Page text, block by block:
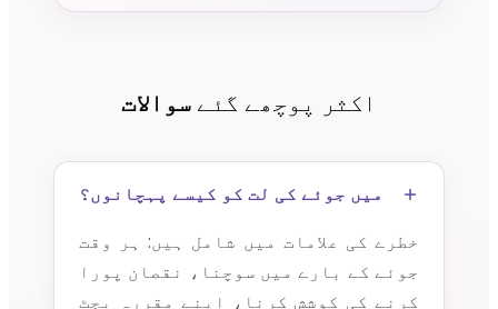
اکثر پوچھے گئےسوالات
میں جوئے کی لت کو کیسے پہچانوں؟
خطرے کی علامات میں شامل ہیں: ہر وقت
جوئے کے بارے میں سوچنا، نقصان پورا
کرنے کی کوشش کرنا، اپنے مقررہ بجٹ